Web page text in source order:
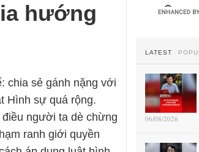
hướng
chia sẻ gánh nặng với
Hình sự quá rộng.
người ta dè chừng
ranh giới quyền
LATEST
06/08/2026